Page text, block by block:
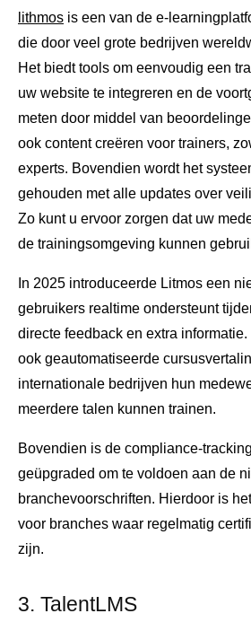
lithmos is een van de e-
die door veel grote bedrijven
Het biedt tools om eenvoudig een
uw website te integreren en de
meten door middel van
ook content creëren voor trainers,
experts. Bovendien wordt het
gehouden met alle updates over
Zo kunt u ervoor zorgen dat uw
de trainingsomgeving kunnen
In 2025 introduceerde Litmos een
gebruikers realtime ondersteunt
directe feedback en extra
ook geautomatiseerde
internationale bedrijven hun
meerdere talen kunnen trainen.
Bovendien is de compliance-
geüpgraded om te voldoen aan de
branchevoorschriften. Hierdoor is
voor branches waar regelmatig
zijn.
3. TalentLMS